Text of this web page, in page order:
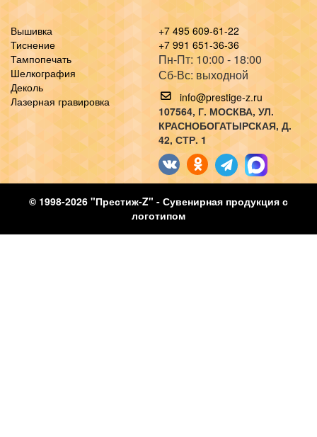
Вышивка
Тиснение
Тампопечать
Шелкография
Деколь
Лазерная гравировка
+7 495 609-61-22
+7 991 651-36-36
Пн-Пт: 10:00 - 18:00
Сб-Вс: выходной
info@prestige-z.ru
107564, Г. МОСКВА, УЛ.
КРАСНОБОГАТЫРСКАЯ, Д.
42, СТР. 1
© 1998-2026 "Престиж-Z" - Сувенирная продукция с
логотипом